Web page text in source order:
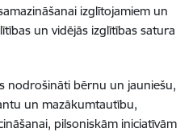
izglītojamiem un
un vidējās izglītības satura
nodrošināti bērnu un jauniešu,
un mazākumtautību,
pilsoniskām iniciatīvām